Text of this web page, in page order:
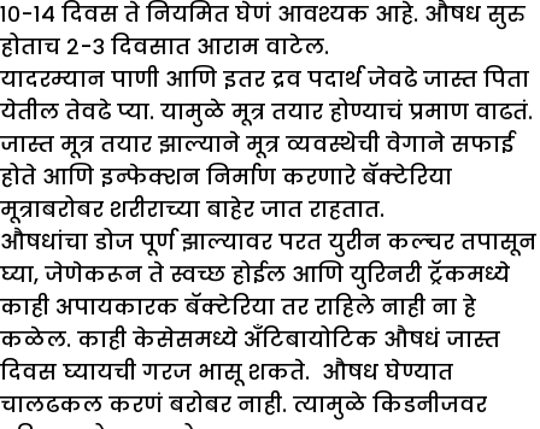
१०-१४ दिवस ते नियमित घेणं आवश्यक आहे. औषध सुरु
होताच २-३ दिवसात आराम वाटेल.
यादरम्यान पाणी आणि इतर द्रव पदार्थ जेवढे जास्त पिता
येतील तेवढे प्या. यामुळे मूत्र तयार होण्याचं प्रमाण वाढतं.
जास्त मूत्र तयार झाल्याने मूत्र व्यवस्थेची वेगाने सफाई
होते आणि इन्फेक्शन निर्माण करणारे बॅक्टेरिया
मूत्राबरोबर शरीराच्या बाहेर जात राहतात.
औषधांचा डोज पूर्ण झाल्यावर परत युरीन कल्चर तपासून
घ्या, जेणेकरून ते स्वच्छ होईल आणि युरिनरी ट्रॅकमध्ये
काही अपायकारक बॅक्टेरिया तर राहिले नाही ना हे
कळेल. काही केसेसमध्ये अँटिबायोटिक औषधं जास्त
दिवस घ्यायची गरज भासू शकते. औषध घेण्यात
चालढकल करणं बरोबर नाही. त्यामुळे किडनीजवर